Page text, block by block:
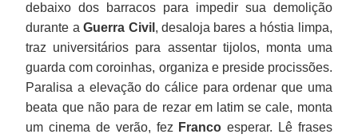
debaixo dos barracos para impedir sua demolição
durante aGuerra Civil , desaloja bares a hóstia limpa,
traz universitários para assentar tijolos, monta uma
guarda com coroinhas, organiza e preside procissões.
Paralisa a elevação do cálice para ordenar que uma
beata que não para de rezar em latim se cale, monta
um cinema de verão, fez Franco esperar. Lê frases